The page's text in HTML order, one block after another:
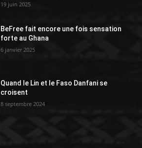
19 juin 2025
BeFree fait encore une fois sensation
forte au Ghana
6 janvier 2025
Quand le Lin et le Faso Danfani se
croisent
8 septembre 2024